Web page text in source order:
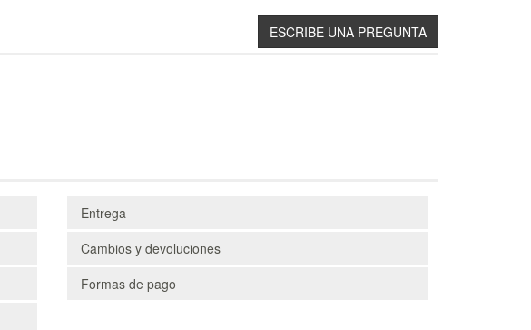
Entrega
Cambios y devoluciones
Formas de pago